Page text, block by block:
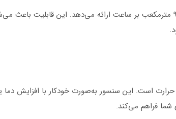
این هود با موتور توربو فلزی ۴ دور، قدرت مکشی بین ۷۰۰ تا ۹۰۰ مترمکعب بر ساعت
است. این سنسور به‌صورت خودکار با افزایش دما
شما فراهم می‌کند.